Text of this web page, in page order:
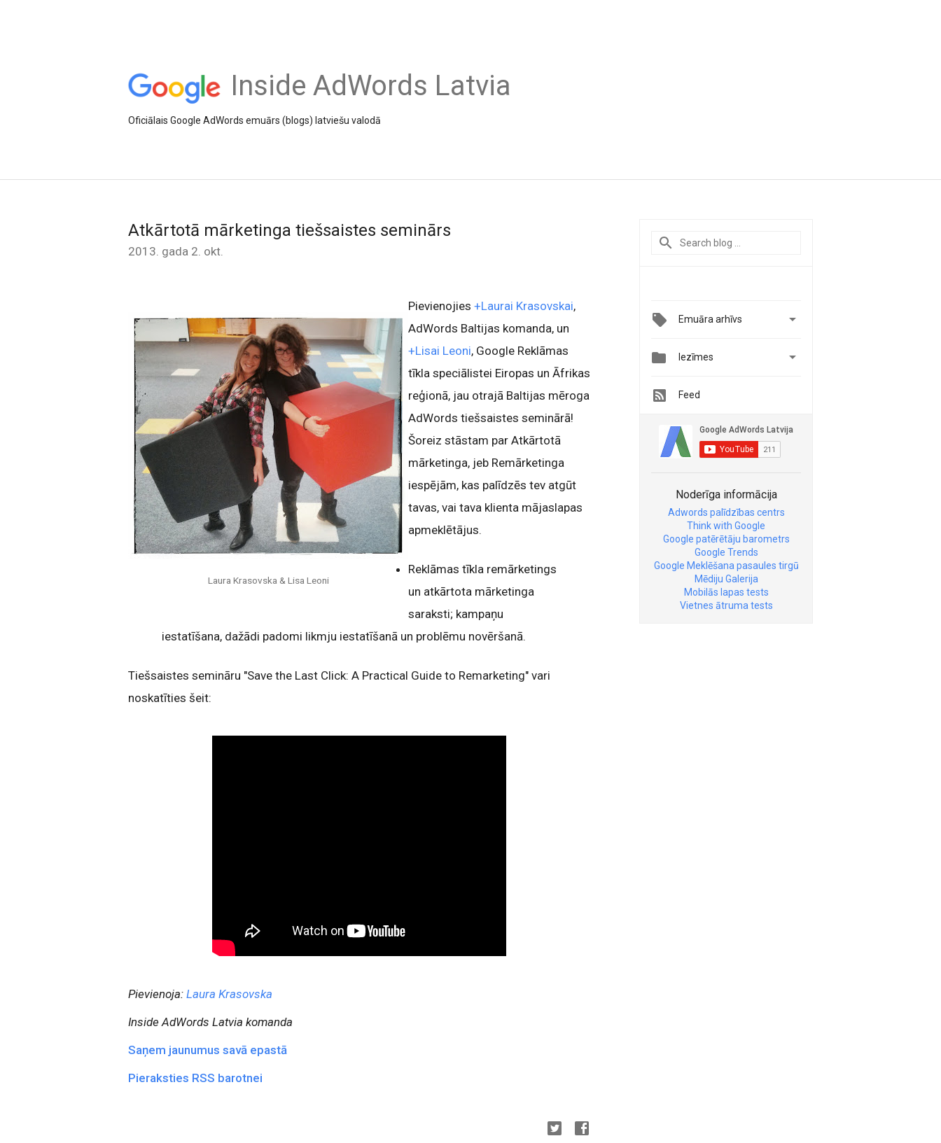
Inside AdWords Latvia
Oficiālais Google AdWords emuārs (blogs) latviešu valodā
Atkārtotā mārketinga tiešsaistes seminārs
2013. gada 2. okt.
Laura Krasovska & Lisa Leoni
Pievienojies +Laurai Krasovskai,
AdWords Baltijas komanda, un
+Lisai Leoni, Google Reklāmas
tīkla speciālistei Eiropas un Āfrikas
reģionā, jau otrajā Baltijas mēroga
AdWords tiešsaistes seminārā!
Šoreiz stāstam par Atkārtotā
mārketinga, jeb Remārketinga
iespējām, kas palīdzēs tev atgūt
tavas, vai tava klienta mājaslapas
apmeklētājus.
Reklāmas tīkla remārketings
un atkārtota mārketinga
saraksti; kampaņu
iestatīšana, dažādi padomi likmju iestatīšanā un problēmu novēršanā.
Tiešsaistes semināru "Save the Last Click: A Practical Guide to Remarketing" vari
noskatīties šeit:
Pievienoja: Laura Krasovska
Inside AdWords Latvia komanda
Saņem jaunumus savā epastā
Pieraksties RSS barotnei
Emuāra arhīvs 
 Iezīmes 
Feed
Noderīga informācija
Adwords palīdzības centrs
Think with Google
Google patērētāju barometrs
Google Trends
Google Meklēšana pasaules tirgū
Mēdiju Galerija
Mobilās lapas tests
Vietnes ātruma tests